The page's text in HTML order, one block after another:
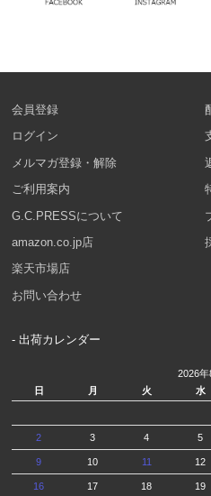
会員登録
ログイン
メルマガ登録・解除
ご利用案内
G.C.PRESSについて
amazon.co.jp店
楽天市場店
お問い合わせ
- 出荷カレンダー
2026年
日
月 火 水
2 3 4 5
9 10 11 12
16 17 18 19